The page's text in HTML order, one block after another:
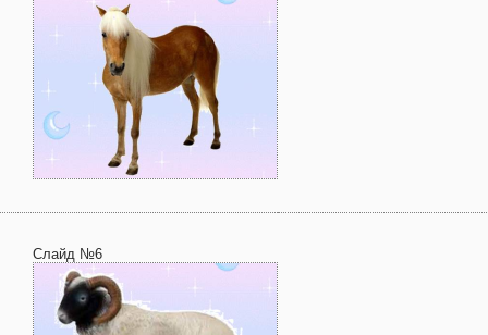
Слайд №6